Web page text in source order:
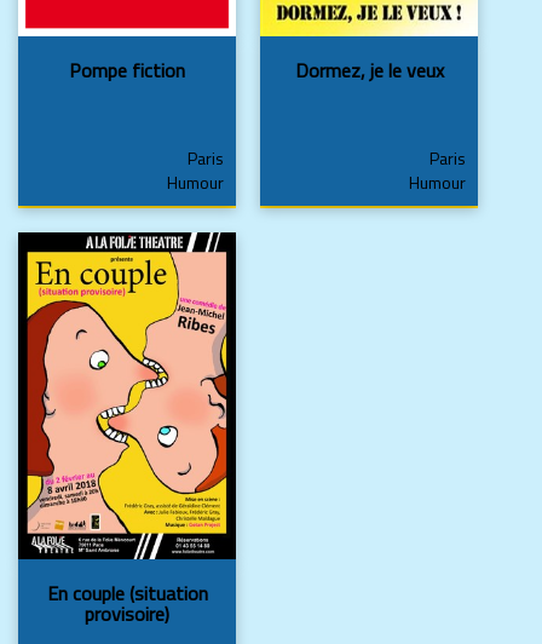
Pompe fiction
Paris
Humour
Dormez, je le veux
Paris
Humour
En couple (situation
provisoire)